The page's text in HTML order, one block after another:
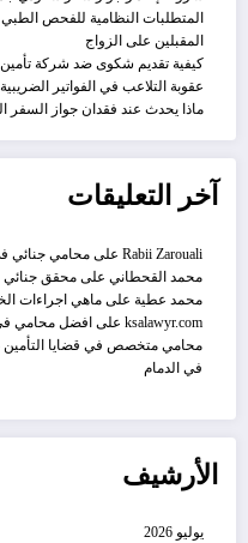
المتطلبات النظامية للفحص
المقبلين على الزواج
كيفية تقديم شكوى ضد شركة
عقوبة التلاعب في الفواتير
ماذا يحدث عند فقدان جواز
آخر التعليقات
Rabii Zarouali علىمحامي جنائي
محمد القحطاني علىمحقق
محمد عطية علىماهي اجراءات
ksalawyr.com علىافضل محامي
محامي متخصص في قضايا التأمين
في الدمام
الأرشيف
يوليو 2026